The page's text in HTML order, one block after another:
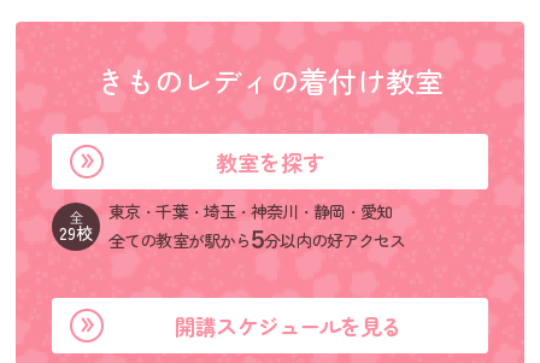
きものレディの着付け教室
教室を探す
全
29校
東京・千葉・埼玉・神奈川・静岡・愛知
全ての教室が駅から5分以内の好アクセス
開講スケジュールを見る